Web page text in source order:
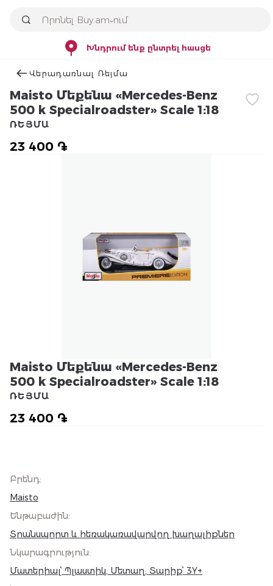
Խնդրում ենք ընտրել հասցե
Վերադառնալ Ռեյմա
Maisto Մեքենա «Mercedes-Benz
500 k Specialroadster» Scale 1:18
23 400 ֏
ՌԵՅՄԱ
Maisto Մեքենա «Mercedes-Benz
500 k Specialroadster» Scale 1:18
23 400 ֏
ՌԵՅՄԱ
Բրենդ:
Maisto
Ենթաբաժին:
Տրանսպորտ և հեռակառավարվող խաղալիքներ
Նկարագրություն:
Մատերիալ՝ Պլաստիկ, Մետաղ; Տարիք՝ 3Y+